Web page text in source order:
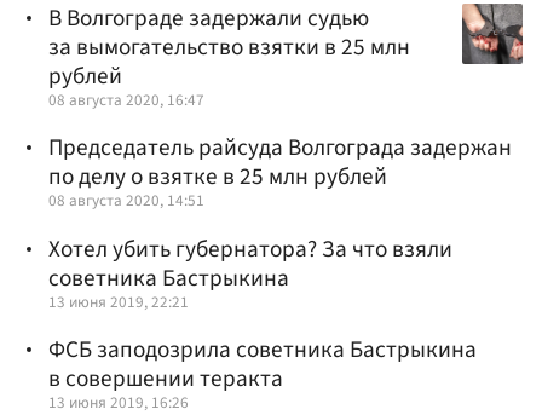
В Волгограде задержали судью
за вымогательство взятки в 25 млн
рублей
08 августа 2020, 16:47
Председатель райсуда Волгограда задержан
по делу о взятке в 25 млн рублей
08 августа 2020, 14:51
Хотел убить губернатора? За что взяли
советника Бастрыкина
13 июня 2019, 22:21
ФСБ заподозрила советника Бастрыкина
в совершении теракта
13 июня 2019, 16:26